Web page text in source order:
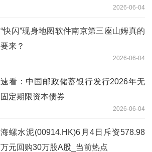
实际控制人及一致行动人计划减持股份的
预披露
2026-06-04
“快闪”现身地图软件南京第三座山姆真的
要来？
2026-06-04
速看：中国邮政储蓄银行发行2026年无
固定期限资本债券
2026-06-04
海螺水泥(00914.HK)6月4日斥资578.98
万元回购30万股A股_当前热点